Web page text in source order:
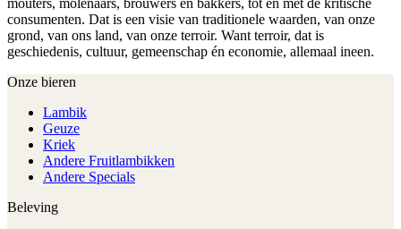
mouters, molenaars, brouwers en bakkers, tot en met de kritische
consumenten. Dat is een visie van traditionele waarden, van onze
grond, van ons land, van onze terroir. Want terroir, dat is
geschiedenis, cultuur, gemeenschap én economie, allemaal ineen.
Onze bieren
Lambik
Geuze
Kriek
Andere Fruitlambikken
Andere Specials
Beleving